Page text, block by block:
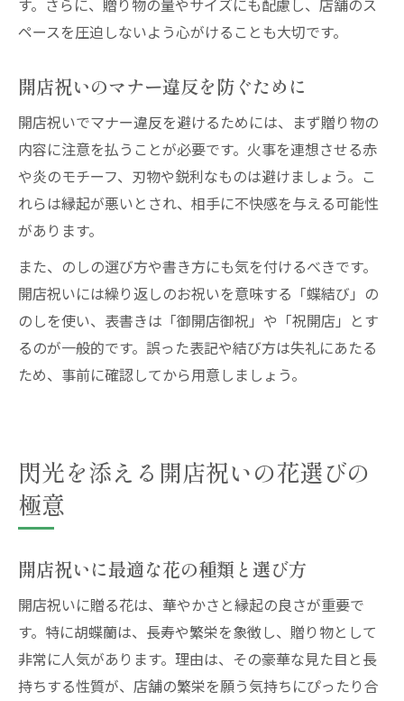
す。さらに、贈り物の量やサイズにも配慮し、店舗のス
ペースを圧迫しないよう心がけることも大切です。
開店祝いのマナー違反を防ぐために
開店祝いでマナー違反を避けるためには、まず贈り物の
内容に注意を払うことが必要です。火事を連想させる赤
や炎のモチーフ、刃物や鋭利なものは避けましょう。こ
れらは縁起が悪いとされ、相手に不快感を与える可能性
があります。
また、のしの選び方や書き方にも気を付けるべきです。
開店祝いには繰り返しのお祝いを意味する「蝶結び」の
のしを使い、表書きは「御開店御祝」や「祝開店」とす
るのが一般的です。誤った表記や結び方は失礼にあたる
ため、事前に確認してから用意しましょう。
閃光を添える開店祝いの花選びの
極意
開店祝いに最適な花の種類と選び方
開店祝いに贈る花は、華やかさと縁起の良さが重要で
す。特に胡蝶蘭は、長寿や繁栄を象徴し、贈り物として
非常に人気があります。理由は、その豪華な見た目と長
持ちする性質が、店舗の繁栄を願う気持ちにぴったり合